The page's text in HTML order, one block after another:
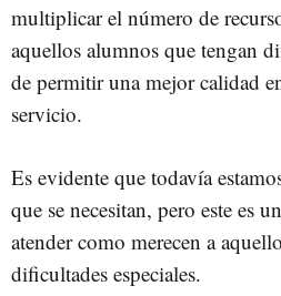
multiplicar el número de
aquellos alumnos que tengan
de permitir una mejor calidad
servicio.
Es evidente que todavía
que se necesitan, pero este es
atender como merecen a
dificultades especiales.